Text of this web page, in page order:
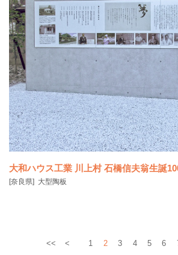
大和ハウス工業 川上村 石橋信夫翁生誕
[奈良県] 大型陶板
<< < 1 2 3 4 5 6